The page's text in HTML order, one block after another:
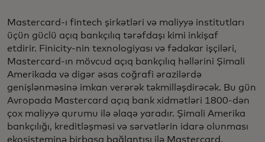
Mastercard-ı fintech şirkətləri və maliyyə institutları
üçün güclü açıq bankçılıq tərəfdaşı kimi inkişaf
etdirir. Finicity-nin texnologiyası və fədakar işçiləri,
Mastercard-ın mövcud açıq bankçılıq həllərini Şimali
Amerikada və digər əsas coğrafi ərazilərdə
genişlənməsinə imkan verərək təkmilləşdirəcək. Bu gün
Avropada Mastercard açıq bank xidmətləri 1800-dən
çox maliyyə qurumu ilə əlaqə yaradır. Şimali Amerika
bankçılığı, kreditləşməsi və sərvətlərin idarə olunması
ekosisteminə birbaşa bağlantısı ilə Mastercard,